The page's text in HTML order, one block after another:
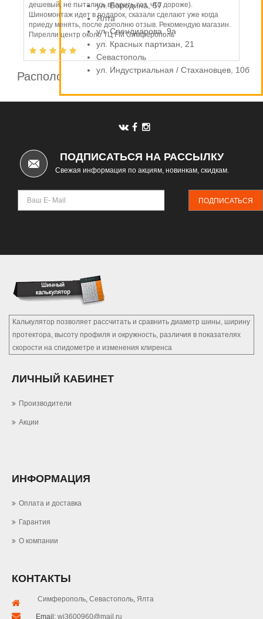
дешевый, не пытались впарить тот, что дороже).
Шиномонтаж идет в подарок, сказали сделают уже когда
приеду менять, после дополню отзыв. Рекомендую магазин.
Пирелли центр около ТЦ FM Симферополь
Расположение шинных центров компании
ул. Бородина, 57
Ялта
ул. Спендиарова, 9а
ул. Красных партизан, 21
Севастополь
ул. Индустриальная / Стахановцев, 10б
ПОДПИСАТЬСЯ НА РАССЫЛКУ
Свежая информация по акциям, новинкам, скидкам.
ПОДПИСАТЬСЯ
Калькулятор позволяет рассчитать и сравнить диаметр шины, ширину
протектора, высоту профиля и окружность, различия в показателях
скорости на спидометре и изменения клиренса
ЛИЧНЫЙ КАБИНЕТ
Производители
Акции
ИНФОРМАЦИЯ
Оплата и доставка
Гарантия
О компании
КОНТАКТЫ
Симферополь, Севастополь, Ялта
Email: wi3600960@mail.ru